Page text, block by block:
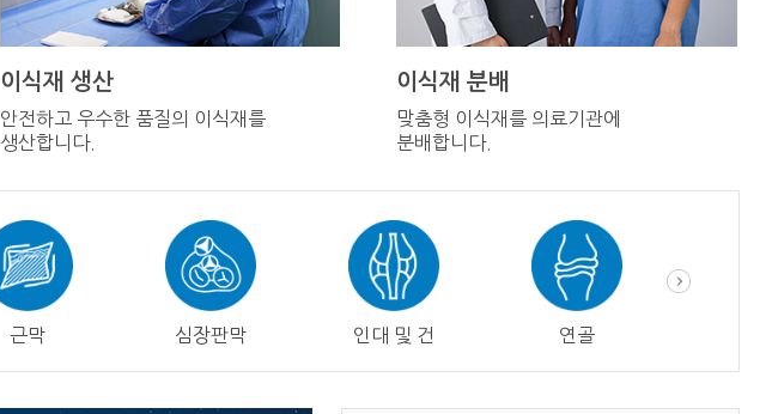
이식재 생산
안전하고 우수한 품질의 이식재를
생산합니다.
이식재 분배
맞춤형 이식재를 의료기관에
분배합니다.
근막 심장판막 인대 및 건 연골